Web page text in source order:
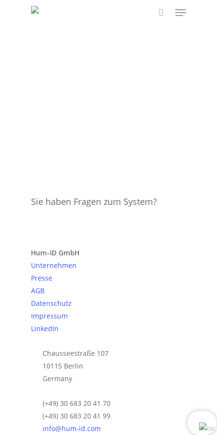
Menu
Sie haben Fragen zum System?
Hum-ID GmbH
Unternehmen
Presse
AGB
Datenschutz
Impressum
LinkedIn
Chausseestraße 107
10115 Berlin
Germany
(+49) 30 683 20 41 70
(+49) 30 683 20 41 99
info@hum-id.com